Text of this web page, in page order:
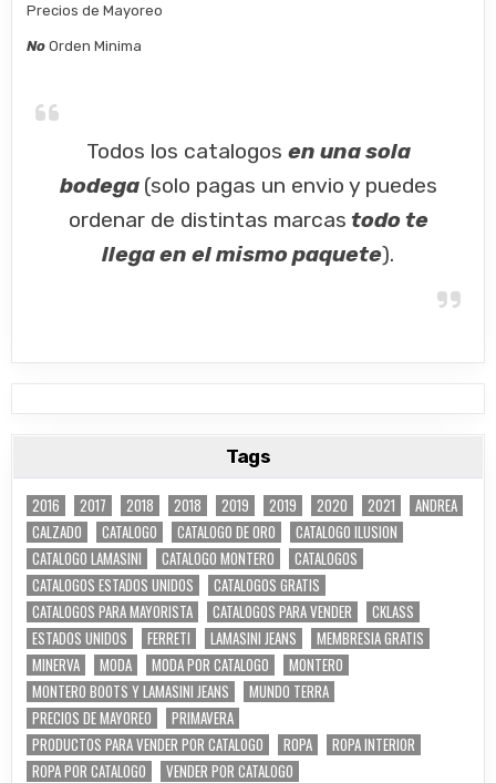
Precios de Mayoreo
No Orden Minima
Todos los catalogos en una sola
bodega (solo pagas un envio y puedes
ordenar de distintas marcas todo te
llega en el mismo paquete).
Tags
2016 2017 2018 2018 2019 2019 2020 2021
ANDREA
CALZADO
CATALOGO CATALOGO DE ORO
CATALOGO ILUSION
CATALOGO LAMASINI
CATALOGO MONTERO
CATALOGOS
CATALOGOS ESTADOS UNIDOS
CATALOGOS GRATIS
CATALOGOS PARA MAYORISTA
CATALOGOS PARA VENDER
CKLASS
ESTADOS UNIDOS
FERRETI LAMASINI JEANS
MEMBRESIA GRATIS
MINERVA
MODA MODA POR CATALOGO
MONTERO
MONTERO BOOTS Y LAMASINI JEANS
MUNDO TERRA
PRECIOS DE MAYOREO
PRIMAVERA
PRODUCTOS PARA VENDER POR CATALOGO
ROPA
ROPA INTERIOR
ROPA POR CATALOGO
VENDER POR CATALOGO